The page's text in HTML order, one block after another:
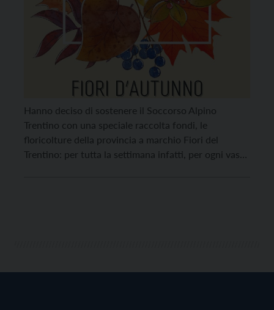
Hanno deciso di sostenere il Soccorso Alpino
Trentino con una speciale raccolta fondi, le
floricolture della provincia a marchio Fiori del
Trentino: per tutta la settimana infatti, per ogni vaso